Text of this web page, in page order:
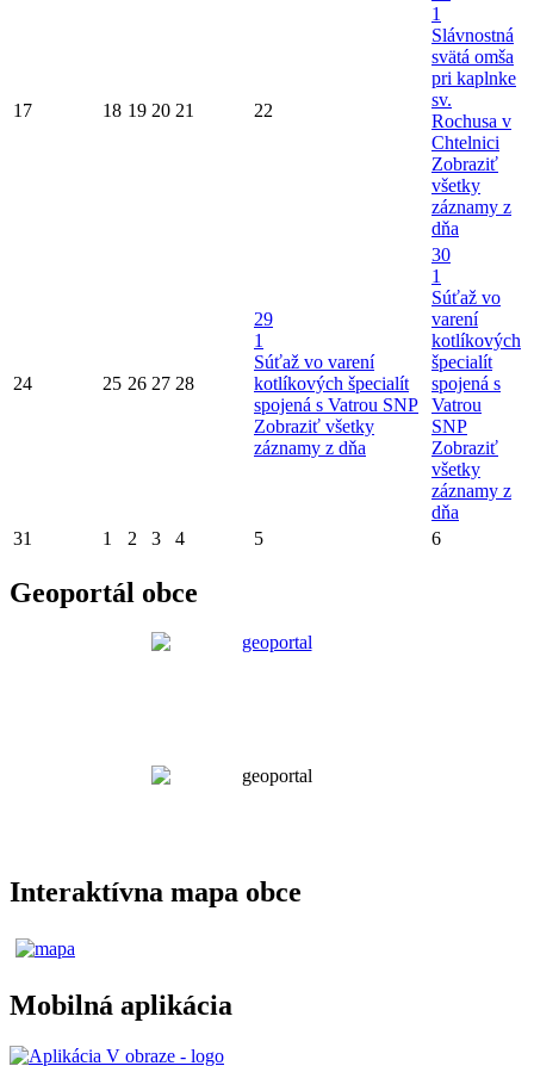
17 18 19 20 21 22
1
Slávnostná
svätá omša
pri kaplnke
sv.
Rochusa v
Chtelnici
Zobraziť
všetky
záznamy z
dňa
24 25 26 27 28
29
1
Súťaž vo varení
kotlíkových špecialít
spojená s Vatrou SNP
Zobraziť všetky
záznamy z dňa
30
1
Súťaž vo
varení
kotlíkových
špecialít
spojená s
Vatrou
SNP
Zobraziť
všetky
záznamy z
dňa
31
1 2 3 4 5 6
Geoportál obce
Interaktívna mapa obce
Mobilná aplikácia